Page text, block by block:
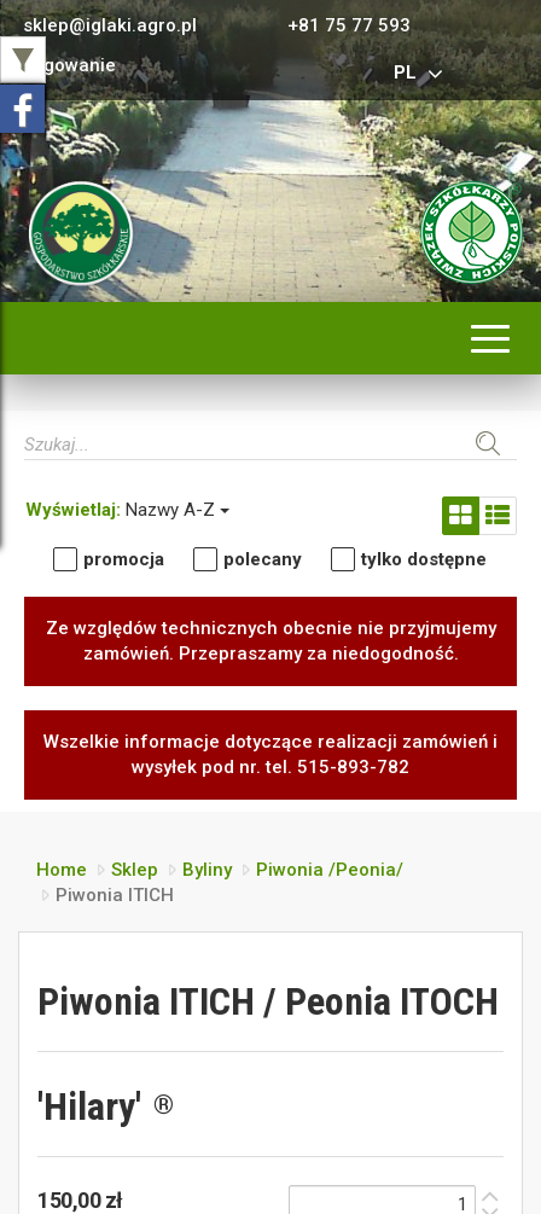
sklep@iglaki.agro.pl
+81 75 77 593
Logowanie
PL
Wyświetlaj: Nazwy A-Z
promocja polecany tylko dostępne
Ze względów technicznych obecnie nie przyjmujemy
zamówień. Przepraszamy za niedogodność.
Wszelkie informacje dotyczące realizacji zamówień i
wysyłek pod nr. tel. 515-893-782
Home Sklep Byliny
Piwonia /Peonia/
Piwonia ITICH
Piwonia ITICH / Peonia ITOCH
'Hilary' ®
150,00 zł